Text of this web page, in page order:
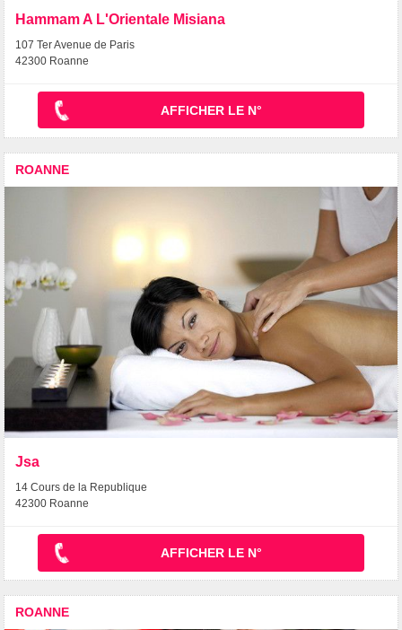
Hammam A L'Orientale Misiana
107 Ter Avenue de Paris
42300 Roanne
AFFICHER LE N°
ROANNE
Jsa
14 Cours de la Republique
42300 Roanne
AFFICHER LE N°
ROANNE